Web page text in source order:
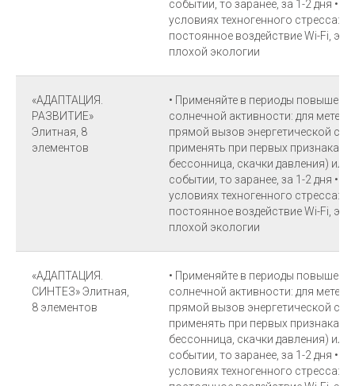
событии, то заранее, за 1-2 дня •
условиях техногенного стресса:
постоянное воздействие Wi-Fi,
плохой экологии
«АДАПТАЦИЯ.
РАЗВИТИЕ»
Элитная, 8
элементов
• Применяйте в периоды
солнечной активности: для
прямой вызов энергетической
применять при первых признаках
бессонница, скачки давления)
событии, то заранее, за 1-2 дня •
условиях техногенного стресса:
постоянное воздействие Wi-Fi,
плохой экологии
«АДАПТАЦИЯ.
СИНТЕЗ» Элитная,
8 элементов
• Применяйте в периоды
солнечной активности: для
прямой вызов энергетической
применять при первых признаках
бессонница, скачки давления)
событии, то заранее, за 1-2 дня •
условиях техногенного стресса: